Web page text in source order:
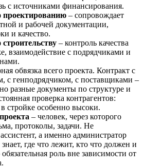
с источниками финансирования.
проектированию – сопровождает
и рабочей документации,
и качество.
– контроль качества
взаимодействие с подрядчиками и
обвязка всего проекта. Контракт с
с генподрядчиком, с поставщиками –
разные документы по структуре и
проверка контрагентов:
стройке особенно высоки.
– человек, через которого
протоколы, задачи. Не
а именно администратор
где что лежит, кто что должен и
роль вне зависимости от